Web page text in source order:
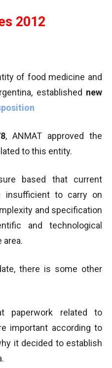
2012
of food medicine and
established new
, ANMAT approved the
to this entity.
based that current
insufficient to carry on
and specification
and technological
area.
there is some other
paperwork related to
important according to
it decided to establish